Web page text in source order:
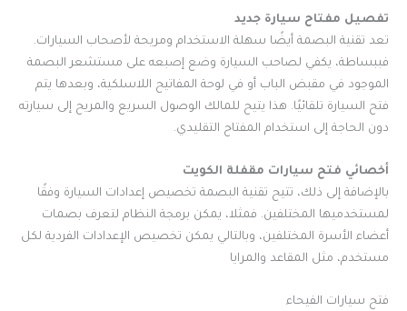
تفصيل مفتاح سيارة جديد
تعد تقنية البصمة أيضًا سهلة الاستخدام ومريحة لأصحاب السيارات.
فببساطة، يكفي لصاحب السيارة وضع إصبعه على مستشعر البصمة
الموجود في مقبض الباب أو في لوحة المفاتيح اللاسلكية، وبعدها يتم
فتح السيارة تلقائيًا. هذا يتيح للمالك الوصول السريع والمريح إلى سيارته
دون الحاجة إلى استخدام المفتاح التقليدي.
أخصائي فتح سيارات مقفلة الكويت
بالإضافة إلى ذلك، تتيح تقنية البصمة تخصيص إعدادات السيارة وفقًا
لمستخدميها المختلفين. فمثلا، يمكن برمجة النظام لتعرف بصمات
أعضاء الأسرة المختلفين، وبالتالي يمكن تخصيص الإعدادات الفردية لكل
مستخدم، مثل المقاعد والمرايا
فتح سيارات الفيحاء